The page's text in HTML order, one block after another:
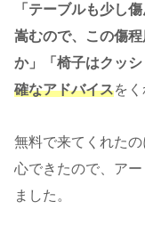
「テーブルも少し
嵩むので、この傷
か」「椅子はクッシ
確なアドバイスをく
無料で来てくれた
心できたので、ア
ました。